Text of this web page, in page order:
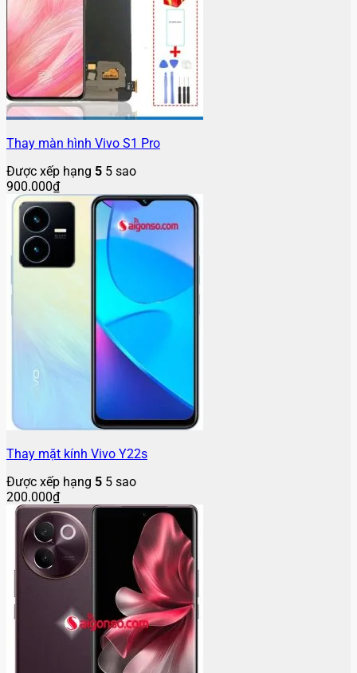
Thay mặt kính Vivo Y22s
Được xếp hạng55 sao
200.000₫
Thay mặt kính Vivo V30e
Được xếp hạng55 sao
1.200.000 ₫